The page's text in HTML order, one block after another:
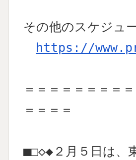
その他のスケジュ
https://
＝＝＝＝＝＝＝＝
＝＝＝＝
■□◇◆２月５日は、